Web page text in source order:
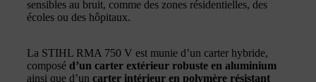
sensibles au bruit, comme des zones résidentielles, des
écoles ou des hôpitaux.
La STIHL RMA 750 V est munie d’un carter hybride,
composé d’un carter extérieur robuste en aluminium
ainsi que d’un carter intérieur en polymère résistant